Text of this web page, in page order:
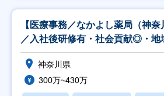
【医療事務／なかよし薬局（神奈
／入社後研修有・社会貢献◎・地
神奈川県
300万~430万